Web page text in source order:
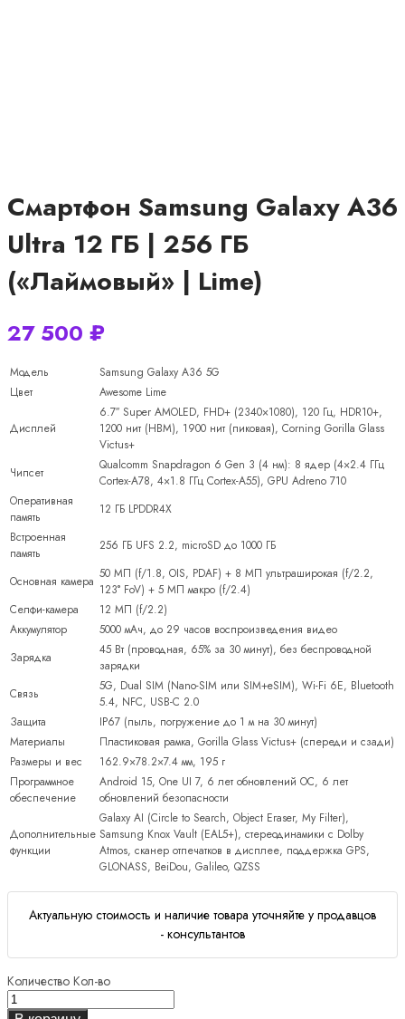
Смартфон Samsung Galaxy A36
Ultra 12 ГБ | 256 ГБ
(«Лаймовый» | Lime)
27 500 ₽
Модель
Samsung Galaxy A36 5G
Цвет
Awesome Lime
Дисплей
6.7″ Super AMOLED, FHD+ (2340×1080), 120 Гц, HDR10+,
1200 нит (HBM), 1900 нит (пиковая), Corning Gorilla Glass
Victus+
Чипсет
Qualcomm Snapdragon 6 Gen 3 (4 нм): 8 ядер (4×2.4 ГГц
Cortex-A78, 4×1.8 ГГц Cortex-A55), GPU Adreno 710
Оперативная
память
12 ГБ LPDDR4X
Встроенная
память
256 ГБ UFS 2.2, microSD до 1000 ГБ
Основная камера 50 МП (f/1.8, OIS, PDAF) + 8 МП ультраширокая (f/2.2,
123° FoV) + 5 МП макро (f/2.4)
Селфи-камера
12 МП (f/2.2)
Аккумулятор
5000 мАч, до 29 часов воспроизведения видео
Зарядка
45 Вт (проводная, 65% за 30 минут), без беспроводной
зарядки
Связь
5G, Dual SIM (Nano-SIM или SIM+eSIM), Wi-Fi 6E, Bluetooth
5.4, NFC, USB-C 2.0
Защита
IP67 (пыль, погружение до 1 м на 30 минут)
Материалы
Пластиковая рамка, Gorilla Glass Victus+ (спереди и сзади)
Размеры и вес
162.9×78.2×7.4 мм, 195 г
Программное
обеспечение
Android 15, One UI 7, 6 лет обновлений ОС, 6 лет
обновлений безопасности
Дополнительные
функции
Galaxy AI (Circle to Search, Object Eraser, My Filter),
Samsung Knox Vault (EAL5+), стереодинамики с Dolby
Atmos, сканер отпечатков в дисплее, поддержка GPS,
GLONASS, BeiDou, Galileo, QZSS
Актуальную стоимость и наличие товара уточняйте у продавцов
- консультантов
Количество Кол-во